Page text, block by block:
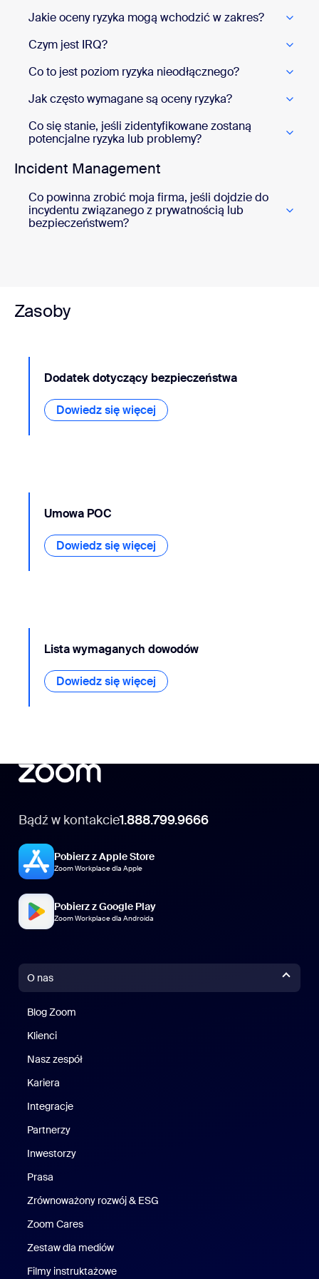
Jakie oceny ryzyka mogą wchodzić w zakres?
Czym jest IRQ?
Co to jest poziom ryzyka nieodłącznego?
Jak często wymagane są oceny ryzyka?
Co się stanie, jeśli zidentyfikowane zostaną
potencjalne ryzyka lub problemy?
Incident Management
Co powinna zrobić moja firma, jeśli dojdzie do
incydentu związanego z prywatnością lub
bezpieczeństwem?
Zasoby
Dodatek dotyczący bezpieczeństwa
Dowiedz się więcej Dowiedz się więcej
Umowa POC
Dowiedz się więcej Dowiedz się więcej
Lista wymaganych dowodów
Dowiedz się więcej Dowiedz się więcej
Bądź w kontakcie1.888.799.9666
Pobierz z Apple Store
Zoom Workplace dla Apple
Pobierz z Google Play
Zoom Workplace dla Androida
O nas
Blog Zoom
Klienci
Nasz zespół
Kariera
Integracje
Partnerzy
Inwestorzy
Prasa
Zrównoważony rozwój & ESG
Zoom Cares
Zestaw dla mediów
Filmy instruktażowe